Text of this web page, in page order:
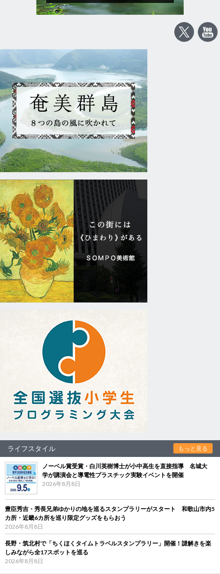
ライフスタイル もっと見る
ノーベル賞受賞・白川英樹博士が小中高生を直接指導 名城大
学が講演会と導電性プラスチック実験イベントを開催
2026年8月8日
豊臣秀吉・秀長兄弟ゆかりの地を巡るスタンプラリーがスタート 和歌山市内5
カ所・近畿6カ所を巡り限定グッズをもらおう
2026年8月8日
長野・筑北村で「ちくほくタイムトラベルスタンプラリー」開催！謎解きを楽
しみながら全17スポットを巡る
2026年8月8日